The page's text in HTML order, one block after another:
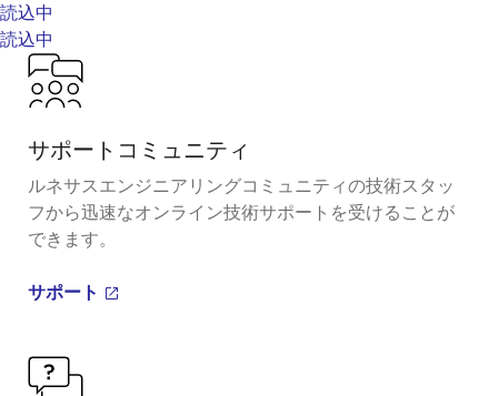
読込中
読込中
サポートコミュニティ
ルネサスエンジニアリングコミュニティの技術スタッ
フから迅速なオンライン技術サポートを受けることが
できます。
サポート